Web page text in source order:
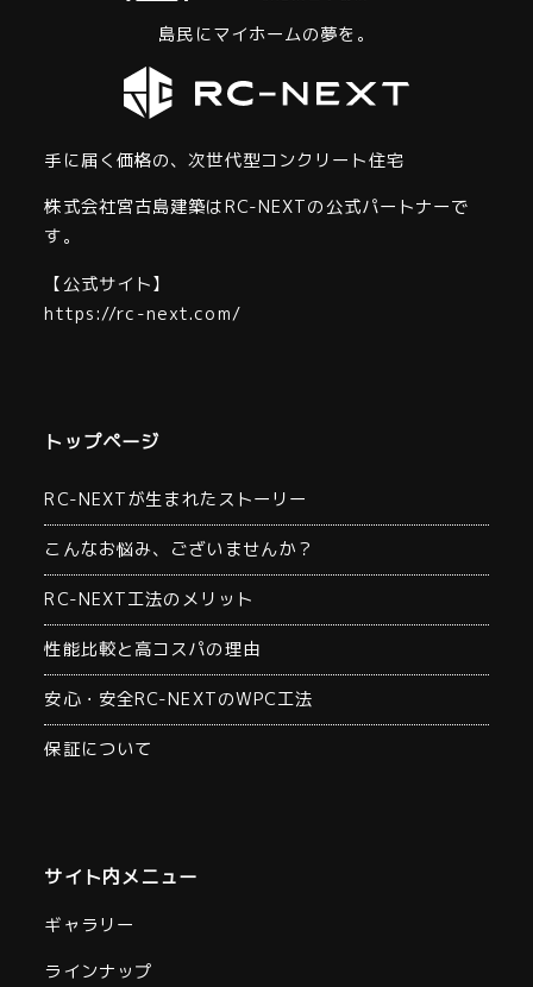
島民にマイホームの夢を。
手に届く価格の、次世代型コンクリート住宅
株式会社宮古島建築はRC-NEXTの公式パートナーで
す。
【公式サイト】
https://rc-next.com/
トップページ
RC-NEXTが生まれたストーリー
こんなお悩み、ございませんか？
RC-NEXT工法のメリット
性能比較と高コスパの理由
安心・安全RC-NEXTのWPC工法
保証について
サイト内メニュー
ギャラリー
ラインナップ